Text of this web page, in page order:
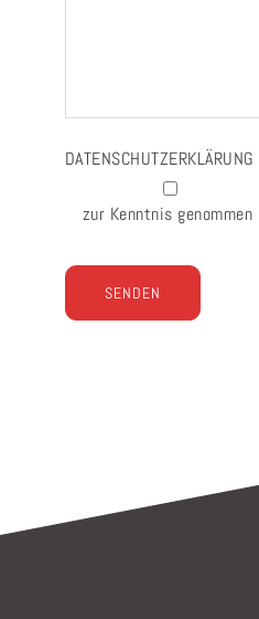
DATENSCHUTZERKLÄRUNG
zur Kenntnis genommen